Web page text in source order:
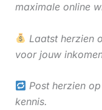
maximale online
Laatst herzien
voor jouw
Post herzien
kennis.